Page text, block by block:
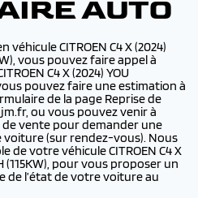
AUTO
CITROEN C4 X (2024)
vous pouvez faire appel à
C4 X (2024) YOU
vous pouvez faire une estimation à
de la page Reprise de
ou vous pouvez venir à
de vente pour demander une
(sur rendez-vous). Nous
votre véhicule CITROEN C4 X
(115KW), pour vous proposer un
de l’état de votre voiture au